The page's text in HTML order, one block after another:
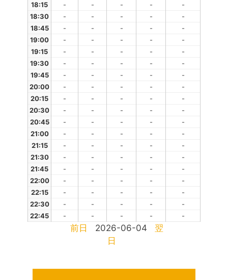
18:15
- - - -
-
18:30
- - - -
-
18:45
- - - -
-
19:00
- - - -
-
19:15
- - - -
-
19:30
- - - -
-
19:45
- - - -
-
20:00
- - - -
-
20:15
- - - -
-
20:30
- - - -
-
20:45
- - - -
-
21:00
- - - -
-
21:15
- - - -
-
21:30
- - - -
-
21:45
- - - -
-
22:00
- - - -
-
22:15
- - - -
-
22:30
- - - -
-
22:45
- - - - -
前日 2026-06-04
翌
日